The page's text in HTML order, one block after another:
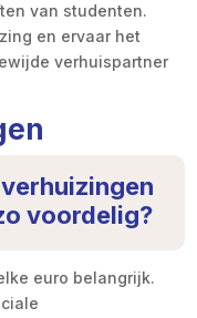
van studenten.
en ervaar het
verhuispartner
voordelig?
euro belangrijk.